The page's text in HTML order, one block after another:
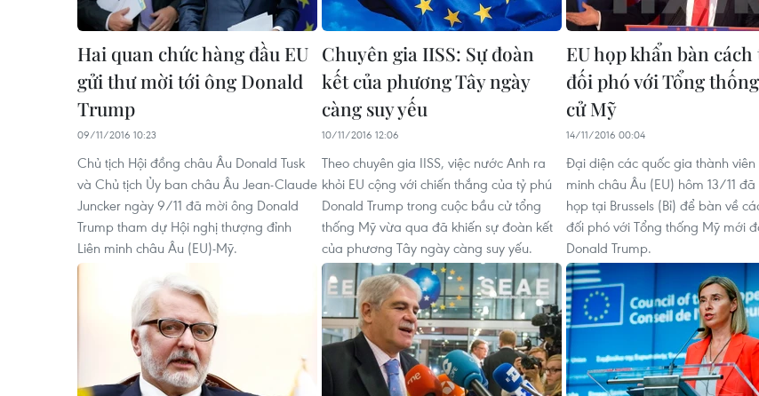
Hai quan chức hàng đầu EU
gửi thư mời tới ông Donald
Trump
09/11/2016 10:23
Chủ tịch Hội đồng châu Âu Donald Tusk
và Chủ tịch Ủy ban châu Âu Jean-Claude
Juncker ngày 9/11 đã mời ông Donald
Trump tham dự Hội nghị thượng đỉnh
Liên minh châu Âu (EU)-Mỹ.
Chuyên gia IISS: Sự đoàn
kết của phương Tây ngày
càng suy yếu
10/11/2016 12:06
Theo chuyên gia IISS, việc nước Anh ra
khỏi EU cộng với chiến thắng của tỷ phú
Donald Trump trong cuộc bầu cử tổng
thống Mỹ vừa qua đã khiến sự đoàn kết
của phương Tây ngày càng suy yếu.
EU họp khẩn bàn
đối phó với Tổng
cử Mỹ
14/11/2016 00:04
Đại diện các quốc gia thành viên
minh châu Âu (EU) hôm 13/11
họp tại Brussels (Bỉ) để bàn về
đối phó với Tổng thống Mỹ mới
Donald Trump.